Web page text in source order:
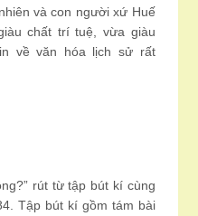
và con người xứ Huế
chất trí tuệ, vừa giàu
về văn hóa lịch sử rất
rút từ tập bút kí cùng
Tập bút kí gồm tám bài